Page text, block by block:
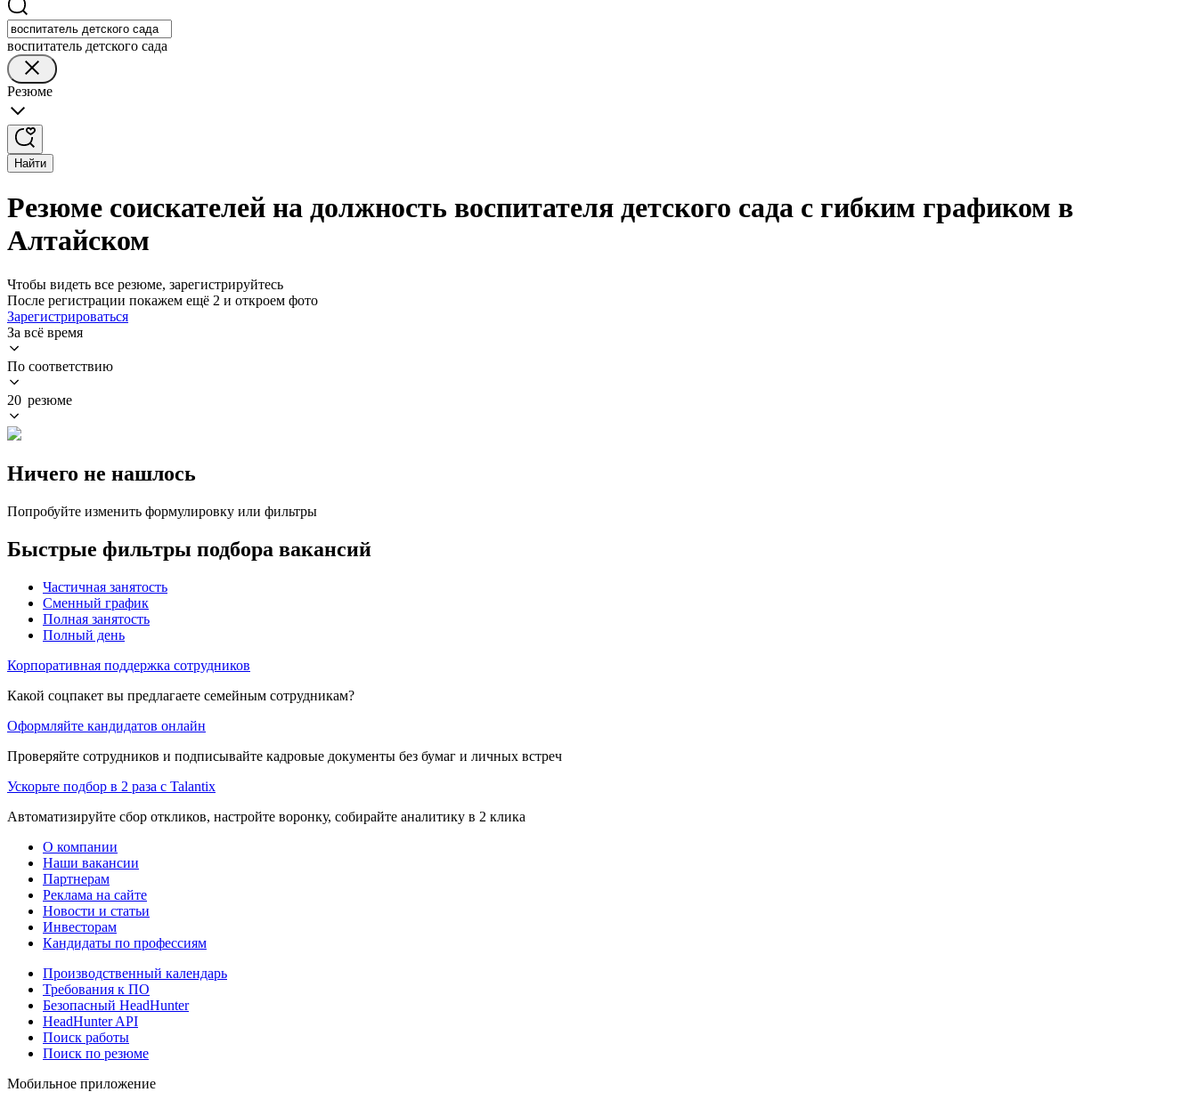
воспитатель детского сада
Резюме
Найти
Резюме соискателей на должность воспитателя детского сада с гибким графиком в
Алтайском
Чтобы видеть все резюме, зарегистрируйтесь
После регистрации покажем ещё 2 и откроем фото
Зарегистрироваться
За всё время
По соответствию
20 резюме
Ничего не нашлось
Попробуйте изменить формулировку или фильтры
Быстрые фильтры подбора вакансий
Частичная занятость
Сменный график
Полная занятость
Полный день
Корпоративная поддержка сотрудников
Какой соцпакет вы предлагаете семейным сотрудникам?
Оформляйте кандидатов онлайн
Проверяйте сотрудников и подписывайте кадровые документы без бумаг и личных встреч
Ускорьте подбор в 2 раза с Talantix
Автоматизируйте сбор откликов, настройте воронку, собирайте аналитику в 2 клика
О компании
Наши вакансии
Партнерам
Реклама на сайте
Новости и статьи
Инвесторам
Кандидаты по профессиям
Производственный календарь
Требования к ПО
Безопасный HeadHunter
HeadHunter API
Поиск работы
Поиск по резюме
Мобильное приложение